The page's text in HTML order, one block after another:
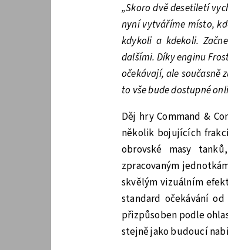
„Skoro dvě desetiletí
nyní vytváříme místo,
kdykoli a kdekoli.
dalšími. Díky enginu
očekávají, ale současně
to vše bude dostupné
Děj hry Command &
několik bojujících
obrovské masy
zpracovaným
skvělým vizuálním
standard očekávání
přizpůsoben podle
stejně jako budoucí